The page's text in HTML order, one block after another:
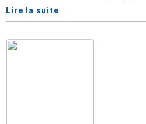
Lire la suite